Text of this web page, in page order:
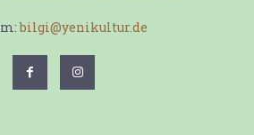
bilgi@yenikultur.de